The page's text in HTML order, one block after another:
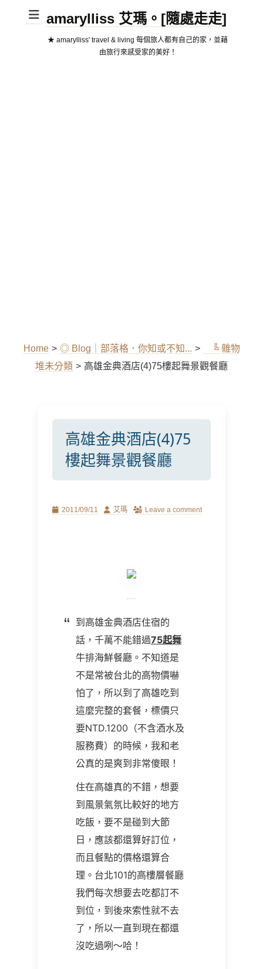
amarylliss 艾瑪。[隨處走走]
★ amarylliss' travel & living 每個旅人都有自己的家，並藉
由旅行來感受家的美好！
Home > ◎ Blog｜部落格．你知或不知... >
╚ 雜物
堆未分類 > 高雄金典酒店(4)75樓起舞景觀餐廳
高雄金典酒店(4)75
樓起舞景觀餐廳
Posted2011/09/11 Author
艾瑪 Leave a comment
到高雄金典酒店住宿的
話，千萬不能錯過75起舞
牛排海鮮餐廳。不知道是
不是常被台北的高物價嚇
怕了，所以到了高雄吃到
這麼完整的套餐，標價只
要NTD.1200（不含酒水及
服務費）的時候，我和老
公真的是爽到非常傻眼！
住在高雄真的不錯，想要
到風景氣氛比較好的地方
吃飯，要不是碰到大節
日，應該都還算好訂位，
而且餐點的價格還算合
理。台北101的高樓層餐廳
我們每次想要去吃都訂不
到位，到後來索性就不去
了，所以一直到現在都還
沒吃過咧～哈！